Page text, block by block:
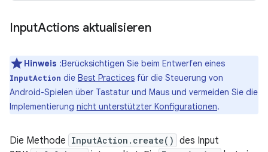
InputActions aktualisieren
Hinweis :Berücksichtigen Sie beim Entwerfen eines
InputAction die Best Practices für die Steuerung von
Android-Spielen über Tastatur und Maus und vermeiden Sie die
Implementierung nicht unterstützter Konfigurationen.
Die Methode InputAction.create() des Input